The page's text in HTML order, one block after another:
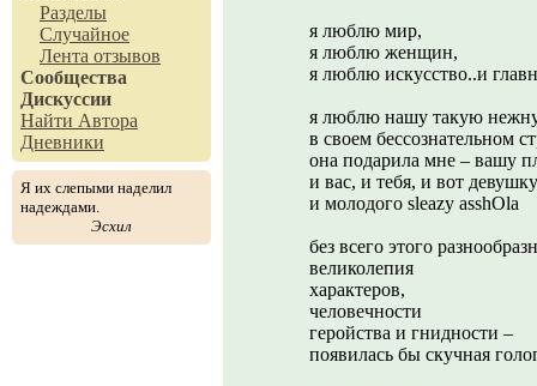
Разделы
Случайное
Лента отзывов
Сообщества
Дискуссии
Найти Автора
Дневники
Я их слепыми наделил
надеждами.
Эсхил
я люблю мир,
я люблю женщин,
я люблю искусство..и
я люблю нашу такую
в своем бессознательном
она подарила мне – вашу
и вас, и тебя, и вот
и молодого sleazy asshОlа
без всего этого
великолепия
характеров,
человечности
геройства и гнидности –
появилась бы скучная